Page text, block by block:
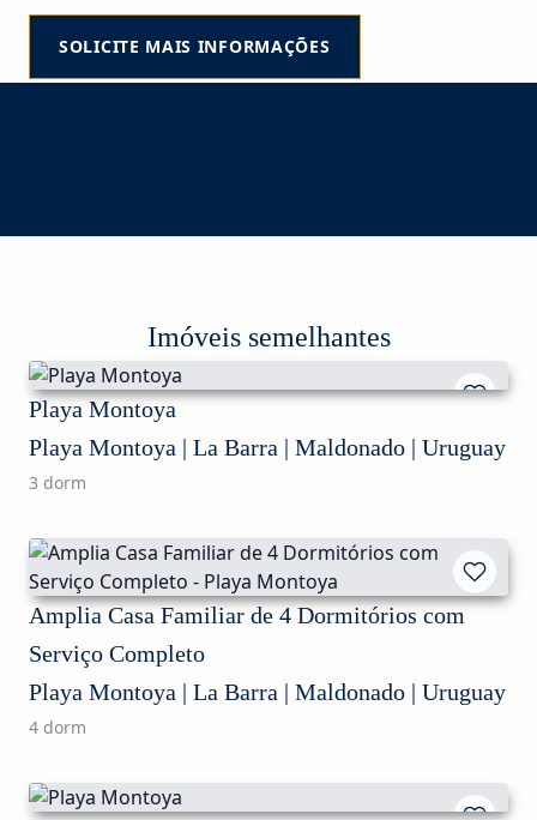
SOLICITE MAIS INFORMAÇÕES
Imóveis semelhantes
Playa Montoya
Playa Montoya | La Barra | Maldonado | Uruguay
3 dorm
Amplia Casa Familiar de 4 Dormitórios com
Serviço Completo
Playa Montoya | La Barra | Maldonado | Uruguay
4 dorm